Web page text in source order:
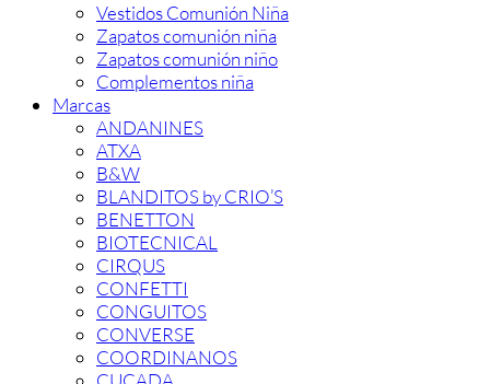
Vestidos Comunión Niña
Zapatos comunión niña
Zapatos comunión niño
Complementos niña
Marcas
ANDANINES
ATXA
B&W
BLANDITOS by CRIO’S
BENETTON
BIOTECNICAL
CIRQUS
CONFETTI
CONGUITOS
CONVERSE
COORDINANOS